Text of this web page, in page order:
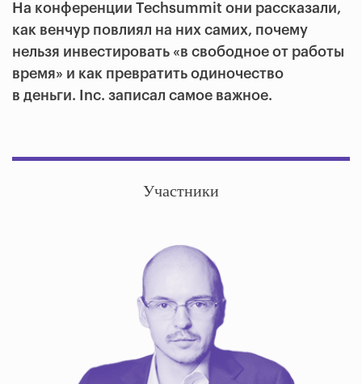
На конференции Techsummit они рассказали,
как венчур повлиял на них самих, почему
нельзя инвестировать «в свободное от работы
время» и как превратить одиночество
в деньги. Inc. записал самое важное.
Участники